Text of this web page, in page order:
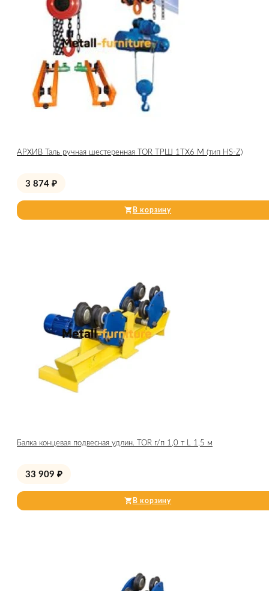
АРХИВ Таль ручная шестеренная TOR ТРШ 1ТХ6 М (тип HS-Z)
3 874 ₽
В корзину
Балка концевая подвесная удлин. TOR г/п 1,0 т L 1,5 м
33 909 ₽
В корзину